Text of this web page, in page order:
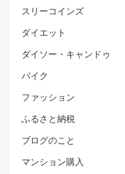
スリーコインズ
ダイエット
ダイソー・キャンドゥ
バイク
ファッション
ふるさと納税
ブログのこと
マンション購入